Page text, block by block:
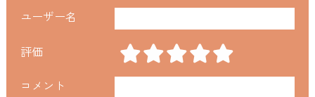
ユーザー名
評価
コメント